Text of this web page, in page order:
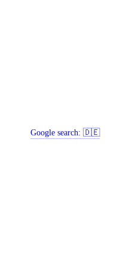
Google search:🇩🇪